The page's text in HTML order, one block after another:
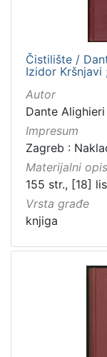
Čistilište /
Izidor Kršnjavi
Autor
Dante Alighieri
Impresum
Zagreb :
Materijalni opis
155 str., [18]
Vrsta građe
knjiga